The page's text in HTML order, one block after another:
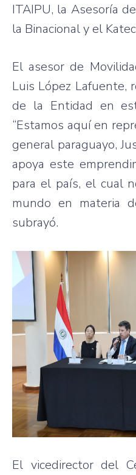
ITAIPU, la Asesoría
la Binacional y el
El asesor de
Luis López Lafuente,
de la Entidad en
“Estamos aquí en
general paraguayo,
apoya este
para el país, el cual
mundo en materia
subrayó.
El vicedirector del